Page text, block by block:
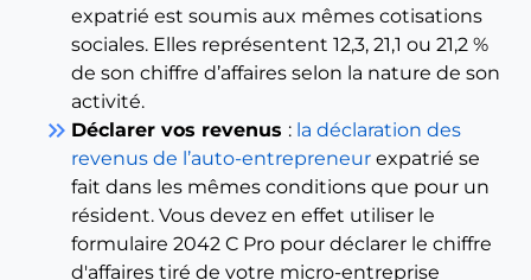
expatrié est soumis aux mêmes cotisations
sociales. Elles représentent 12,3, 21,1 ou 21,2 %
de son chiffre d’affaires selon la nature de son
activité.
keyboard_double_arrow_right Déclarer vos revenus : la déclaration des
revenus de l’auto-entrepreneur expatrié se
fait dans les mêmes conditions que pour un
résident. Vous devez en effet utiliser le
formulaire 2042 C Pro pour déclarer le chiffre
d'affaires tiré de votre micro-entreprise